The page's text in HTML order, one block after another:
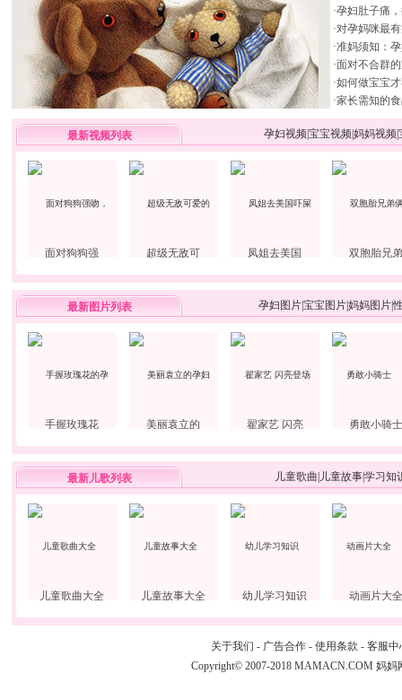
·孕妇肚子痛
·对孕妈咪最
·准妈须知：
·面对不合群
·如何做宝宝
·家长需知的
最新视频列表 孕妇视频宝宝视频妈妈视频
面对狗狗强 超级无敌可 凤姐去美国 双胞胎兄弟
最新图片列表 孕妇图片宝宝图片妈妈图片
手握玫瑰花 美丽袁立的 翟家艺 闪亮 勇敢小骑士
最新儿歌列表 儿童歌曲 儿童故事学习知
儿童歌曲大全 儿童故事大全 幼儿学习知识 动画片大全
关于我们 - 广告合作 - 使用条款 - 客服中
Copyright© 2007-2018 MAMACN.COM 妈妈